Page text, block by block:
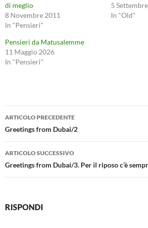
di meglio
8 Novembre 2011
In "Pensieri"
5
In "Old"
Pensieri da Matusalemme
11 Maggio 2026
In "Pensieri"
Navigazione
articolo
ARTICOLO PRECEDENTE
Greetings from Dubai/2
ARTICOLO SUCCESSIVO
Greetings from Dubai/3. Per il riposo c’è
RISPONDI